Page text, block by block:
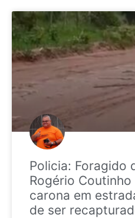
Policia: Foragido
Rogério
carona em
de ser